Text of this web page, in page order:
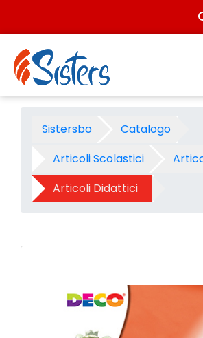
Carta
Sistersbo
Catalogo
Articoli Scolastici
Articoli Didattici